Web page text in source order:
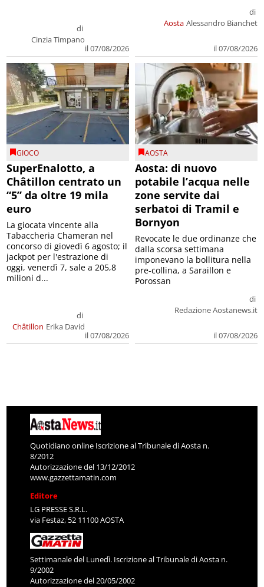
di
Cinzia Timpano
il 07/08/2026
Aosta
di
Alessandro Bianchet
il 07/08/2026
GIOCO
SuperEnalotto, a
Châtillon centrato un
“5” da oltre 19 mila
euro
Châtillon
di
Erika David
il 07/08/2026
La giocata vincente alla
Tabaccheria Chameran nel
concorso di giovedì 6 agosto; il
jackpot per l'estrazione di
oggi, venerdì 7, sale a 205,8
milioni d...
AOSTA
Aosta: di nuovo
potabile l’acqua nelle
zone servite dai
serbatoi di Tramil e
Bornyon
di
Redazione Aostanews.it
il 07/08/2026
Revocate le due ordinanze che
dalla scorsa settimana
imponevano la bollitura nella
pre-collina, a Saraillon e
Porossan
Quotidiano online Iscrizione al Tribunale di Aosta n.
8/2012
Autorizzazione del 13/12/2012
www.gazzettamatin.com
Editore
LG PRESSE S.R.L.
via Festaz, 52 11100 AOSTA
Settimanale del Lunedì. Iscrizione al Tribunale di Aosta n.
9/2002
Autorizzazione del 20/05/2002